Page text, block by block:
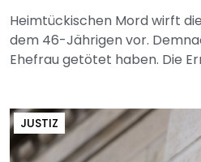
Heimtückischen Mord wirft
dem 46-Jährigen vor.
Ehefrau getötet haben. Die
JUSTIZ